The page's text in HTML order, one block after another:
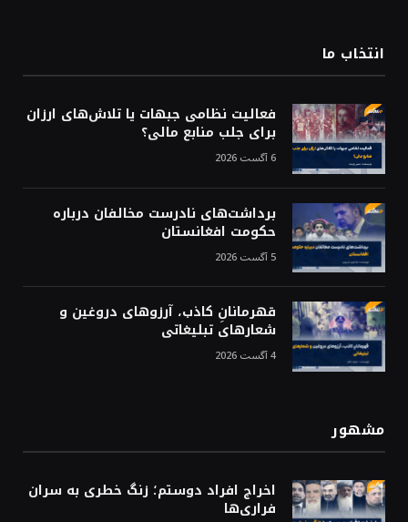
انتخاب ما
فعالیت نظامی جبهات یا تلاش‌های ارزان
برای جلب منابع مالی؟
6 آگست 2026
برداشت‌های نادرست مخالفان درباره
حکومت افغانستان
5 آگست 2026
قهرمانانِ کاذب، آرزوهای دروغین و
شعارهای تبلیغاتی
4 آگست 2026
مشهور
اخراج افراد دوستم؛ زنگ خطری به سران
فراری‌ها